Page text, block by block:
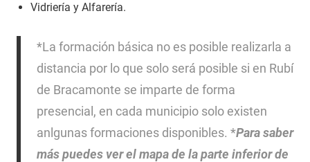
Vidriería y Alfarería.
*La formación básica no es posible realizarla a
distancia por lo que solo será posible si en Rubí
de Bracamonte se imparte de forma
presencial, en cada municipio solo existen
anlgunas formaciones disponibles. *Para saber
más puedes ver el mapa de la parte inferior de